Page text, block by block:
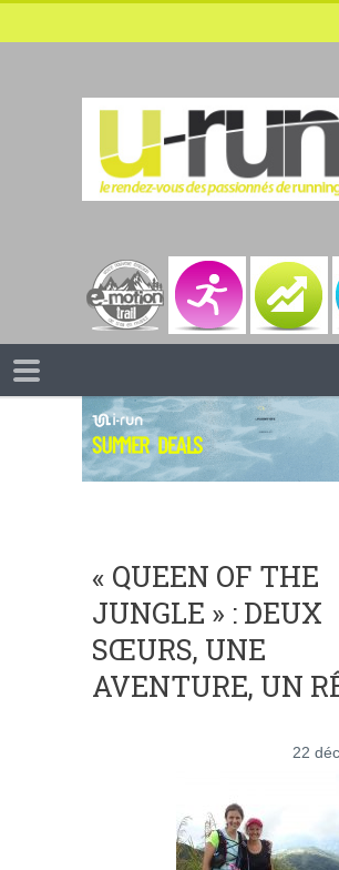
« QUEEN OF THE
JUNGLE » : DEUX
SŒURS, UNE
AVENTURE, UN
22